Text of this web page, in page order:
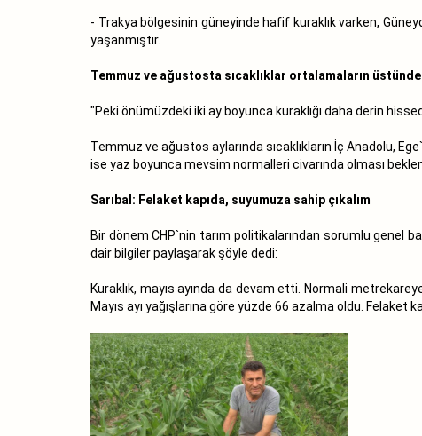
- Trakya bölgesinin güneyinde hafif kuraklık varken,
yaşanmıştır.
Temmuz ve ağustosta sıcaklıklar ortalamaların
"Peki önümüzdeki iki ay boyunca kuraklığı daha derin
Temmuz ve ağustos aylarında sıcaklıkların İç Anadolu,
ise yaz boyunca mevsim normalleri civarında olması
Sarıbal: Felaket kapıda, suyumuza sahip çıkalım
Bir dönem CHP`nin tarım politikalarından sorumlu genel
dair bilgiler paylaşarak şöyle dedi:
Kuraklık, mayıs ayında da devam etti. Normali
Mayıs ayı yağışlarına göre yüzde 66 azalma oldu. Felaket